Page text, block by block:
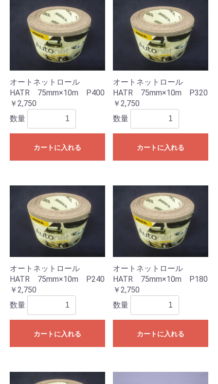
オートネットロール
HATR 75mm×10m P400
￥2,750
数量
カートに入れる
オートネットロール
HATR 75mm×10m P320
￥2,750
数量
カートに入れる
オートネットロール
HATR 75mm×10m P240
￥2,750
数量
カートに入れる
オートネットロール
HATR 75mm×10m P180
￥2,750
数量
カートに入れる